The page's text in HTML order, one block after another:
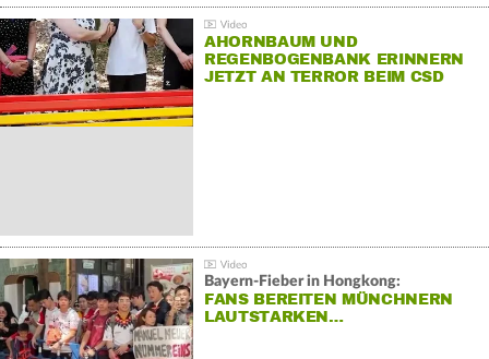
AHORNBAUM UND
REGENBOGENBANK ERINNERN
JETZT AN TERROR BEIM CSD
Bayern-Fieber in Hongkong:
FANS BEREITEN MÜNCHNERN
LAUTSTARKEN…